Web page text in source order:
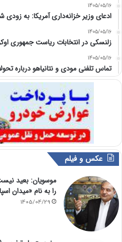
1405/05/16
ادعای وزیر خزانه‌داری آمریکا: به زودی
1405/05/16
زلنسکی در انتخابات ریاست جمهوری
1405/05/16
تماس تلفنی مودی و نتانیاهو درباره
عکس و فیلم
موسویان: بعید
را به نام «میدان
1405/04/29